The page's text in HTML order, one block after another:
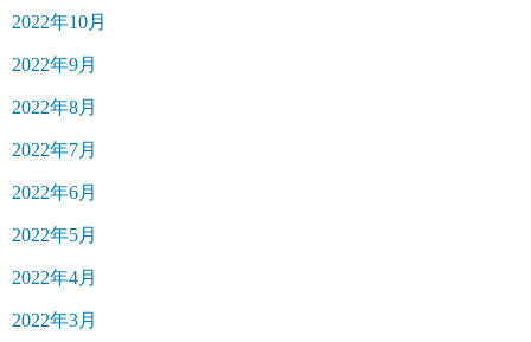
2022年10月
2022年9月
2022年8月
2022年7月
2022年6月
2022年5月
2022年4月
2022年3月